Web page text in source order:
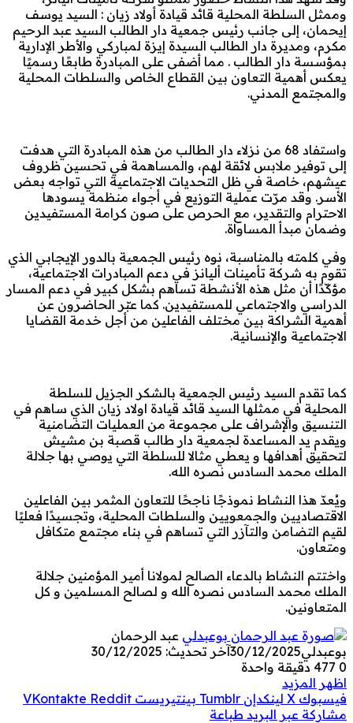
وممثل السلطة المحلية قائد قيادة أولاد زيان : السيد يوسف
إيحمان، إلى جانب رئيس جمعية دار الطالب السيد عبد الرحيم
مكرم، ومديرة دار الطالب السيدة إيزة لمباركي والأطر الإدارية
بمؤسسة دار الطالب . مما أضفى على المبادرة طابعًا رسميًا
يعكس أهمية التعاون بين القطاع الخاص والسلطات المحلية
والمجتمع المدني.
واستفاد 68 من نزلاء دار الطالب من هذه المبادرة التي هدفت
إلى توفير ملابس لائقة لهم، والمساهمة في تحسين ظروف
عيشهم، خاصة في ظل التحديات الاجتماعية التي تواجه بعض
الأسر. وقد مرّت عملية التوزيع في أجواء منظمة يسودها
الاحترام والتقدير، مع الحرص على صون كرامة المستفيدين
وضمان مبدأ المساواة.
وفي كلمته بالمناسبة، نوه رئيس الجمعية بالدور الإيجابي الذي
تقوم به شركة تأمينات أليانز في دعم المبادرات الاجتماعية،
مؤكّدًا أن مثل هذه الأنشطة تساهم بشكل كبير في دعم المسار
الدراسي والاجتماعي للمستفيدين. كما عبّر الحاضرون عن
أهمية الشراكة بين مختلف الفاعلين من أجل خدمة القضايا
الاجتماعية والإنسانية.
كما تقدم السيد رئيس الجمعية بالشكر الجزيل للسلطة
المحلية في ممثلها السيد قائد قيادة اولاد زيان الذي ساهم في
التنسيق والإشراف على مجموعة من العمليات التضامنية
ويقدم يد المساعدة لجمعية دار طالب قصبة بن مشيش
لتحقيق أهدافها و يعطي مثالا للسلطة التي يوصي بها جلالة
الملك محمد السادس نصره الله.
ويُعدّ هذا النشاط نموذجًا ناجحًا للتعاون المثمر بين الفاعلين
الاقتصاديين والجمعويين والسلطات المحلية، وتجسيدًا فعليًا
لقيم التضامن والتآزر التي تساهم في بناء مجتمع متكافل
ومتعاون.
واختتم النشاط بالدعاء الصالح لمولانا أمير المؤمنين جلالة
الملك محمد السادس نصره الله و لصالح المسلمين و كل
المتعاونين.
عبد الرحمان
بوعبدلي30/12/2025آخر تحديث: 30/12/2025
0
دقيقة واحدة
اظهر المزيد
فيسبوك ‫X لينكدإن بينتيريست
مشاركة عبر البريد طباعة